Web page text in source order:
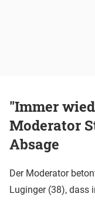
"Immer
Moderator
Absage
Der Moderator
Luginger (38), dass